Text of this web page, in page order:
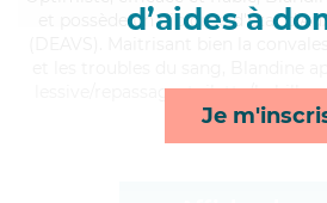
d’aides à
Je
et possède un diplôme d'État
lessive/repassage, toilette/
surveillance de